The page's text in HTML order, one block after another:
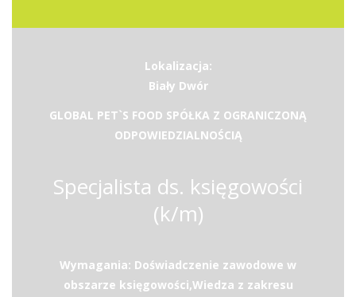
Lokalizacja:
Biały Dwór
GLOBAL PET`S FOOD SPÓŁKA Z OGRANICZONĄ
ODPOWIEDZIALNOŚCIĄ
Specjalista ds. księgowości
(k/m)
Wymagania: Doświadczenie zawodowe w
obszarze księgowości,Wiedza z zakresu